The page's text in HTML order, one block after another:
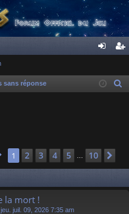
ne cri
sans réponse
e
Page 1sur 10
1 2 3 4 5 10
la mort !
jeu. juil. 09, 2026 7:35 am